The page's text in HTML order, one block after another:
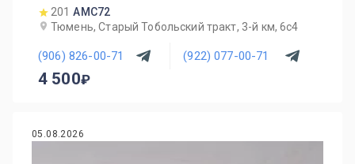
201 AMC72
Тюмень, Старый Тобольский тракт, 3-й км, 6с4
(906) 826-00-71 (922) 077-00-71
4 500
05.08.2026